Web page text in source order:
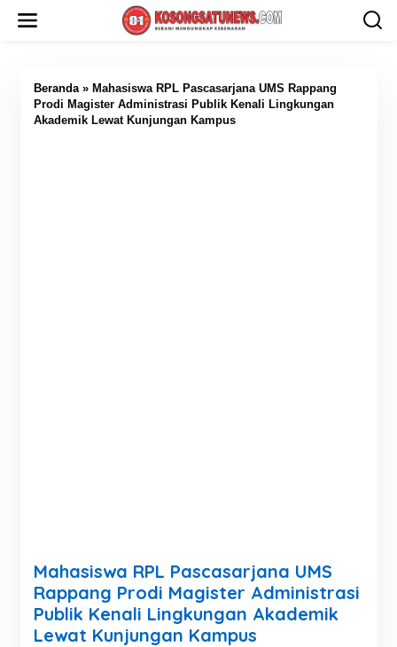
Beranda» Mahasiswa RPL Pascasarjana UMS Rappang
Prodi Magister Administrasi Publik Kenali Lingkungan
Akademik Lewat Kunjungan Kampus
Mahasiswa RPL Pascasarjana UMS
Rappang Prodi Magister Administrasi
Publik Kenali Lingkungan Akademik
Lewat Kunjungan Kampus